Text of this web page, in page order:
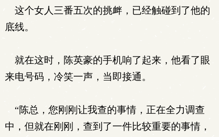
这个女人三番五次的挑衅，已经触碰到了他的
底线。
就在这时，陈英豪的手机响了起来，他看了眼
来电号码，冷笑一声，当即接通。
“陈总，您刚刚让我查的事情，正在全力调查
中，但就在刚刚，查到了一件比较重要的事情，